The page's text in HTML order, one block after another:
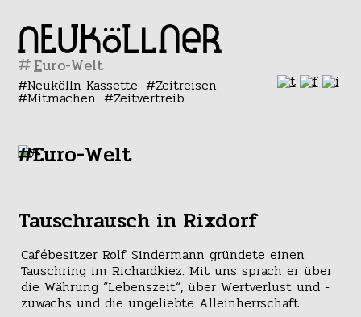
#
Neukölln Kassette Zeitreisen
Mitmachen Zeitvertreib
#Euro-Welt
Tauschrausch in Rixdorf
Cafébesitzer Rolf Sindermann gründete einen
Tauschring im Richardkiez. Mit uns sprach er über
die Währung “Lebenszeit“, über Wertverlust und -
zuwachs und die ungeliebte Alleinherrschaft.